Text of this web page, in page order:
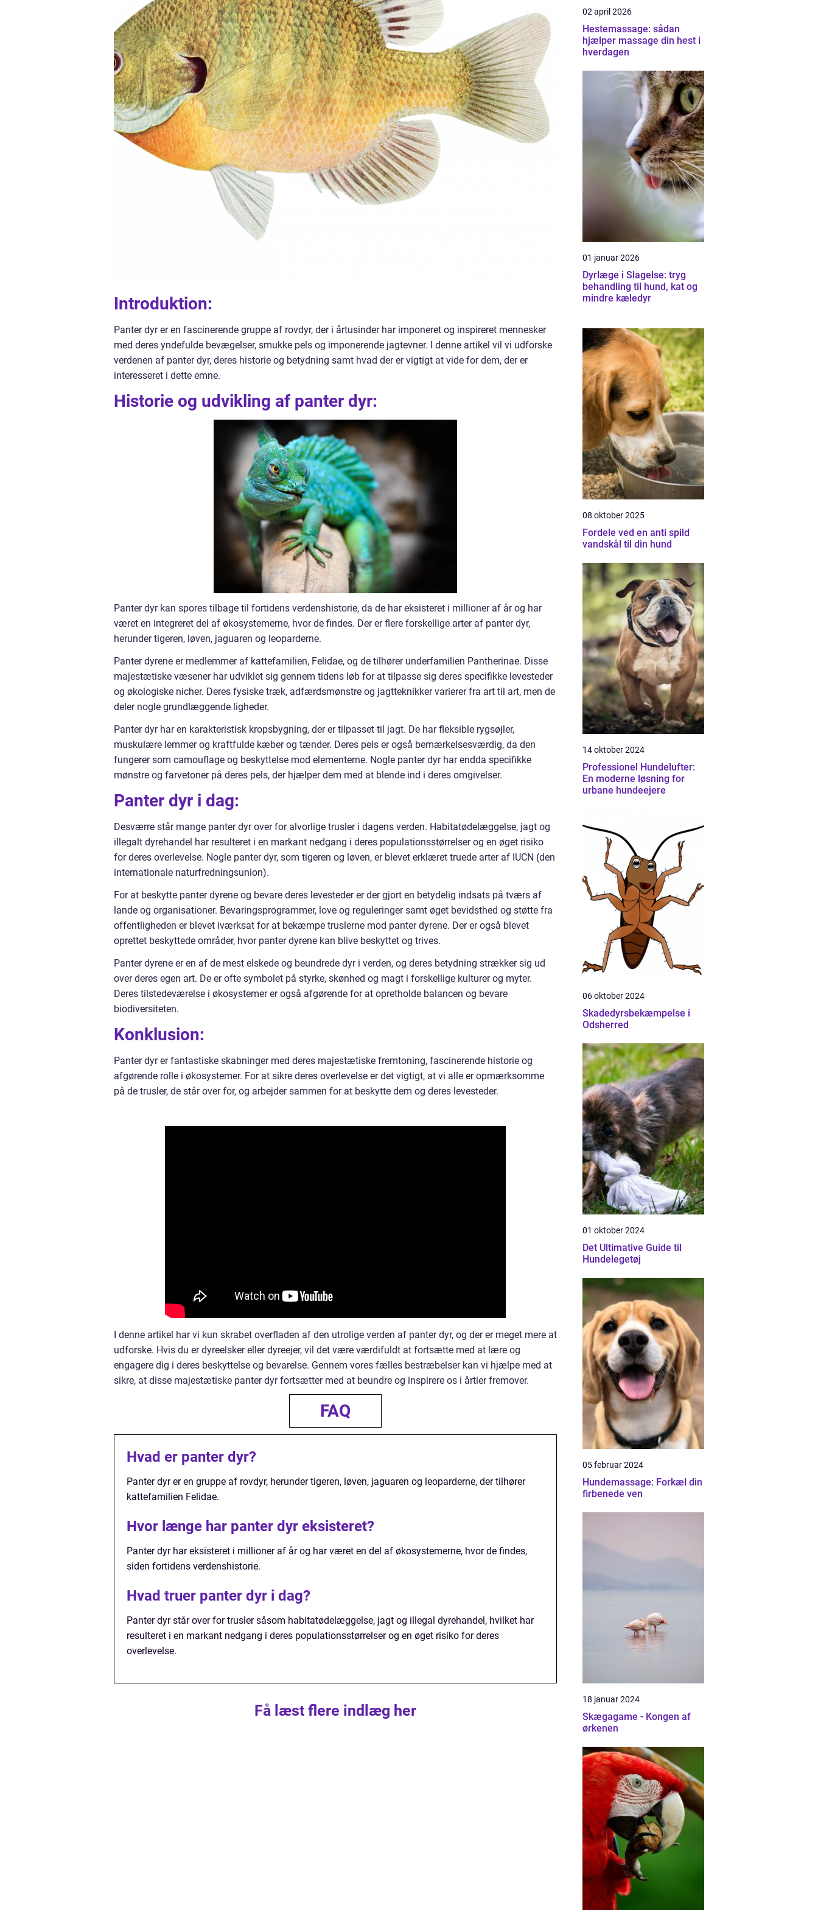
Introduktion:
Panter dyr er en fascinerende gruppe af rovdyr, der i årtusinder har imponeret og inspireret mennesker
med deres yndefulde bevægelser, smukke pels og imponerende jagtevner. I denne artikel vil vi udforske
verdenen af panter dyr, deres historie og betydning samt hvad der er vigtigt at vide for dem, der er
interesseret i dette emne.
Historie og udvikling af panter dyr:
Panter dyr kan spores tilbage til fortidens verdenshistorie, da de har eksisteret i millioner af år og har
været en integreret del af økosystemerne, hvor de findes. Der er flere forskellige arter af panter dyr,
herunder tigeren, løven, jaguaren og leoparderne.
Panter dyrene er medlemmer af kattefamilien, Felidae, og de tilhører underfamilien Pantherinae. Disse
majestætiske væsener har udviklet sig gennem tidens løb for at tilpasse sig deres specifikke levesteder
og økologiske nicher. Deres fysiske træk, adfærdsmønstre og jagtteknikker varierer fra art til art, men de
deler nogle grundlæggende ligheder.
Panter dyr har en karakteristisk kropsbygning, der er tilpasset til jagt. De har fleksible rygsøjler,
muskulære lemmer og kraftfulde kæber og tænder. Deres pels er også bemærkelsesværdig, da den
fungerer som camouflage og beskyttelse mod elementerne. Nogle panter dyr har endda specifikke
mønstre og farvetoner på deres pels, der hjælper dem med at blende ind i deres omgivelser.
Panter dyr i dag:
Desværre står mange panter dyr over for alvorlige trusler i dagens verden. Habitatødelæggelse, jagt og
illegalt dyrehandel har resulteret i en markant nedgang i deres populationsstørrelser og en øget risiko
for deres overlevelse. Nogle panter dyr, som tigeren og løven, er blevet erklæret truede arter af IUCN (den
internationale naturfredningsunion).
For at beskytte panter dyrene og bevare deres levesteder er der gjort en betydelig indsats på tværs af
lande og organisationer. Bevaringsprogrammer, love og reguleringer samt øget bevidsthed og støtte fra
offentligheden er blevet iværksat for at bekæmpe truslerne mod panter dyrene. Der er også blevet
oprettet beskyttede områder, hvor panter dyrene kan blive beskyttet og trives.
Panter dyrene er en af de mest elskede og beundrede dyr i verden, og deres betydning strækker sig ud
over deres egen art. De er ofte symbolet på styrke, skønhed og magt i forskellige kulturer og myter.
Deres tilstedeværelse i økosystemer er også afgørende for at opretholde balancen og bevare
biodiversiteten.
Konklusion:
Panter dyr er fantastiske skabninger med deres majestætiske fremtoning, fascinerende historie og
afgørende rolle i økosystemer. For at sikre deres overlevelse er det vigtigt, at vi alle er opmærksomme
på de trusler, de står over for, og arbejder sammen for at beskytte dem og deres levesteder.
I denne artikel har vi kun skrabet overfladen af den utrolige verden af panter dyr, og der er meget mere at
udforske. Hvis du er dyreelsker eller dyreejer, vil det være værdifuldt at fortsætte med at lære og
engagere dig i deres beskyttelse og bevarelse. Gennem vores fælles bestræbelser kan vi hjælpe med at
sikre, at disse majestætiske panter dyr fortsætter med at beundre og inspirere os i årtier fremover.
FAQ
Hvad er panter dyr?
Panter dyr er en gruppe af rovdyr, herunder tigeren, løven, jaguaren og leoparderne, der tilhører
kattefamilien Felidae.
Hvor længe har panter dyr eksisteret?
Panter dyr har eksisteret i millioner af år og har været en del af økosystemerne, hvor de findes,
siden fortidens verdenshistorie.
Hvad truer panter dyr i dag?
Panter dyr står over for trusler såsom habitatødelæggelse, jagt og illegal dyrehandel, hvilket har
resulteret i en markant nedgang i deres populationsstørrelser og en øget risiko for deres
overlevelse.
Få læst flere indlæg her
02 april 2026
Hestemassage: sådan
hjælper massage din hest i
hverdagen
01 januar 2026
Dyrlæge i Slagelse: tryg
behandling til hund, kat og
mindre kæledyr
08 oktober 2025
Fordele ved en anti spild
vandskål til din hund
14 oktober 2024
Professionel Hundelufter:
En moderne løsning for
urbane hundeejere
06 oktober 2024
Skadedyrsbekæmpelse i
Odsherred
01 oktober 2024
Det Ultimative Guide til
Hundelegetøj
05 februar 2024
Hundemassage: Forkæl din
firbenede ven
18 januar 2024
Skægagame - Kongen af
ørkenen